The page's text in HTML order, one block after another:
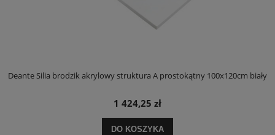
Deante Silia brodzik akrylowy struktura A prostokątny 100x120cm biały
1 424,25 zł
DO KOSZYKA